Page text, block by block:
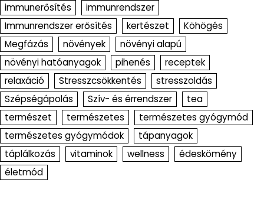
immunerősítés
immunrendszer
Immunrendszer erősítés
kertészet
Köhögés
Megfázás
növények
növényi alapú
növényi hatóanyagok
pihenés
receptek
relaxáció
Stresszcsökkentés
stresszoldás
Szépségápolás
Szív- és érrendszer
tea
természet
természetes
természetes gyógymód
természetes gyógymódok
tápanyagok
táplálkozás
vitaminok wellness
édeskömény
életmód